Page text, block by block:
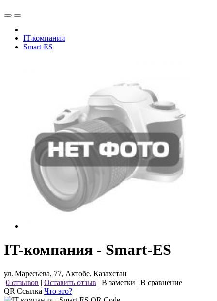
IT-компании
Smart-ES
IT-компания - Smart-ES
ул. Маресьева, 77, Актобе, Казахстан
0 отзывов | Оставить отзыв | В заметки | В сравнение
QR Ссылка Что это?